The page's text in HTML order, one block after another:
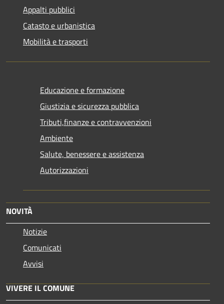
Appalti pubblici
Catasto e urbanistica
Mobilità e trasporti
Educazione e formazione
Giustizia e sicurezza pubblica
Tributi,finanze e contravvenzioni
Ambiente
Salute, benessere e assistenza
Autorizzazioni
NOVITÀ
Notizie
Comunicati
Avvisi
VIVERE IL COMUNE